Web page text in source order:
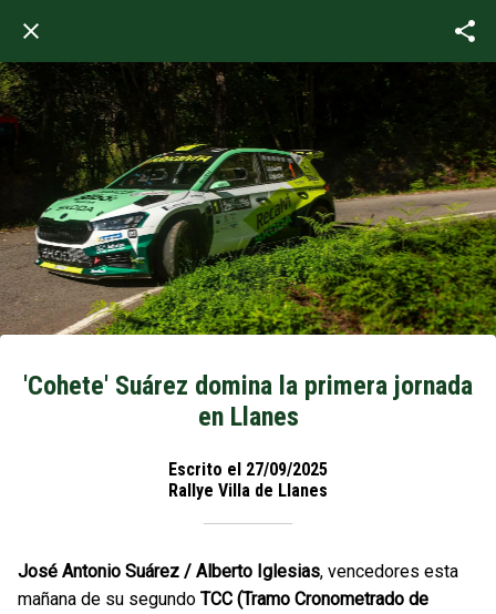
'Cohete' Suárez domina la primera jornada
en Llanes
Escrito el 27/09/2025
Rallye Villa de Llanes
José Antonio Suárez / Alberto Iglesias, vencedores esta
mañana de su segundo TCC (Tramo Cronometrado de